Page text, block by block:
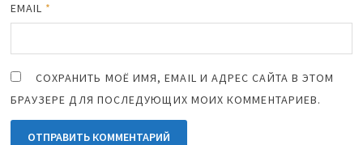
EMAIL *
СОХРАНИТЬ МОЁ ИМЯ, EMAIL И АДРЕС САЙТА В ЭТОМ
БРАУЗЕРЕ ДЛЯ ПОСЛЕДУЮЩИХ МОИХ КОММЕНТАРИЕВ.